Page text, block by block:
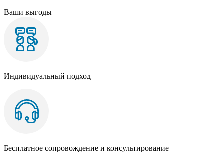
Ваши выгоды
Индивидуальный подход
Бесплатное сопровождение и консультирование